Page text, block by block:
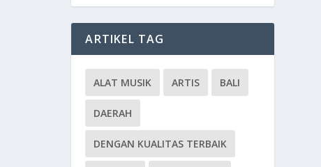
ARTIKEL TAG
ALAT MUSIK ARTIS BALI
DAERAH
DENGAN KUALITAS TERBAIK